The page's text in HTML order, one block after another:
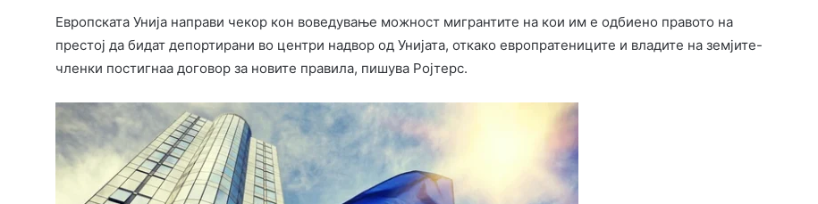
Европската Унија направи чекор кон воведување можност мигрантите на кои им е одбиено правото на
престој да бидат депортирани во центри надвор од Унијата, откако европратениците и владите на земјите-
членки постигнаа договор за новите правила, пишува Ројтерс.